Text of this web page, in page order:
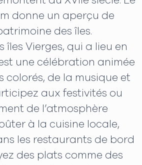
donne un aperçu de
des îles.
îles Vierges, qui a lieu en
une célébration animée
colorés, de la musique et
aux festivités ou
de l’atmosphère
à la cuisine locale,
les restaurants de bord
des plats comme des